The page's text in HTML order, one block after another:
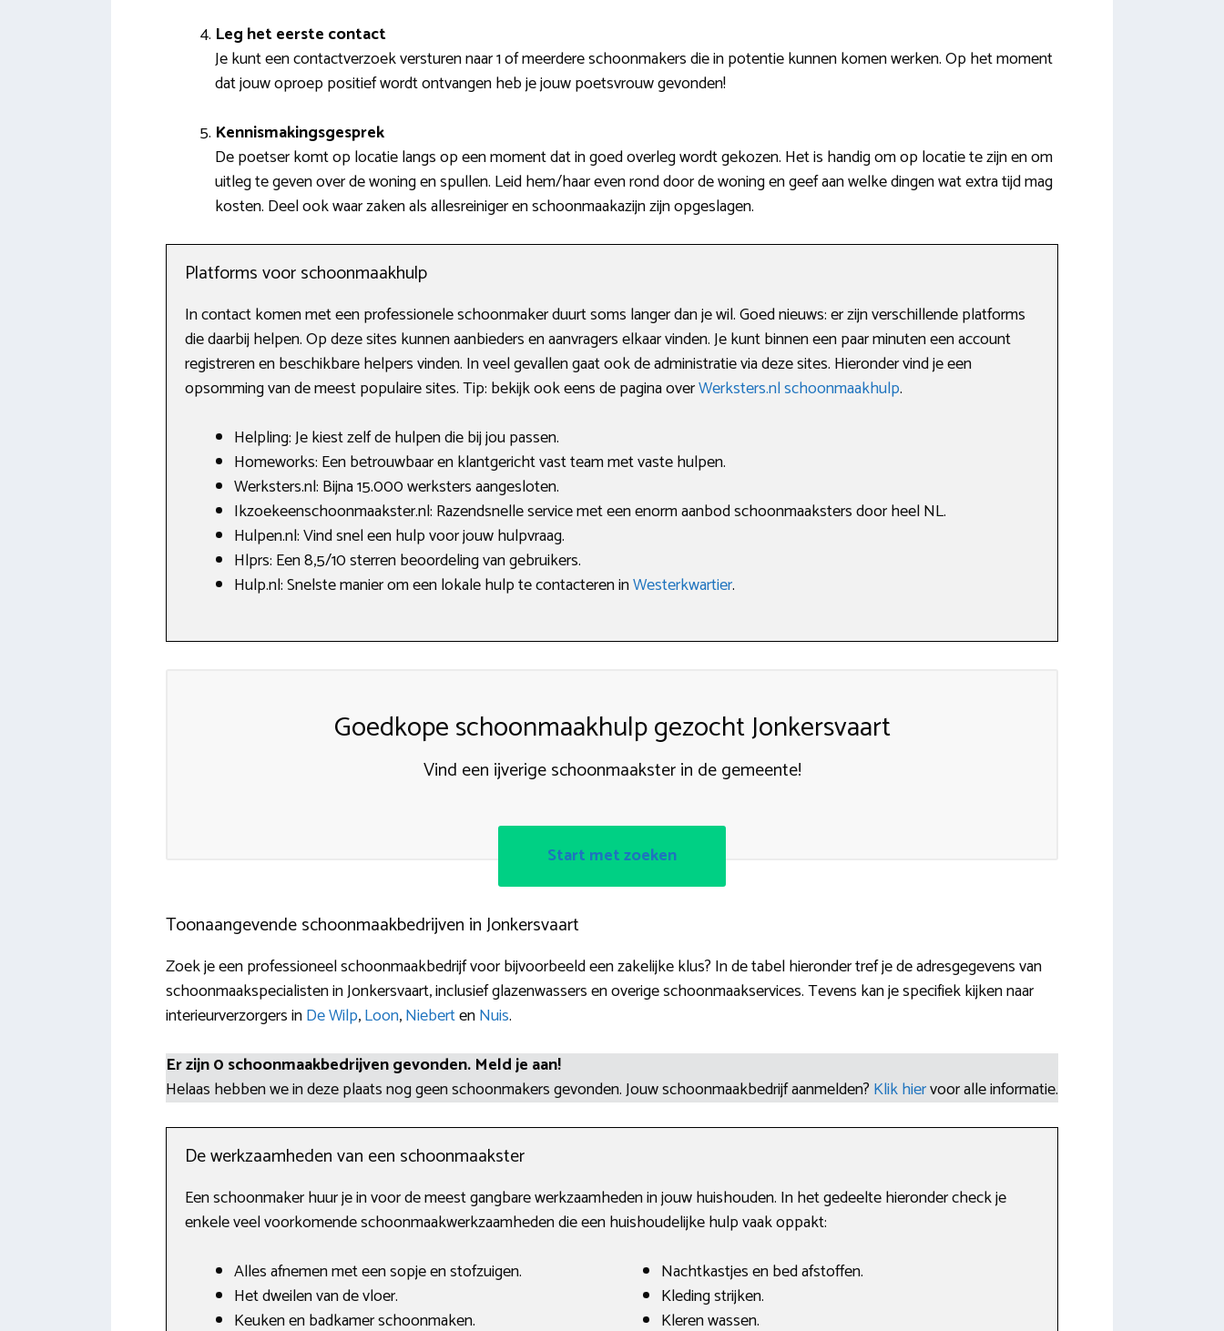
Leg het eerste contact
Je kunt een contactverzoek versturen naar 1 of meerdere schoonmakers die in potentie kunnen komen werken. Op het moment
dat jouw oproep positief wordt ontvangen heb je jouw poetsvrouw gevonden!
Kennismakingsgesprek
De poetser komt op locatie langs op een moment dat in goed overleg wordt gekozen. Het is handig om op locatie te zijn en om
uitleg te geven over de woning en spullen. Leid hem/haar even rond door de woning en geef aan welke dingen wat extra tijd mag
kosten. Deel ook waar zaken als allesreiniger en schoonmaakazijn zijn opgeslagen.
Platforms voor schoonmaakhulp
In contact komen met een professionele schoonmaker duurt soms langer dan je wil. Goed nieuws: er zijn verschillende platforms
die daarbij helpen. Op deze sites kunnen aanbieders en aanvragers elkaar vinden. Je kunt binnen een paar minuten een account
registreren en beschikbare helpers vinden. In veel gevallen gaat ook de administratie via deze sites. Hieronder vind je een
opsomming van de meest populaire sites. Tip: bekijk ook eens de pagina overWerksters.nl schoonmaakhulp.
Helpling: Je kiest zelf de hulpen die bij jou passen.
Homeworks: Een betrouwbaar en klantgericht vast team met vaste hulpen.
Werksters.nl: Bijna 15.000 werksters aangesloten.
Ikzoekeenschoonmaakster.nl: Razendsnelle service met een enorm aanbod schoonmaaksters door heel NL.
Hulpen.nl: Vind snel een hulp voor jouw hulpvraag.
Hlprs: Een 8,5/10 sterren beoordeling van gebruikers.
Hulp.nl: Snelste manier om een lokale hulp te contacteren inWesterkwartier.
Goedkope schoonmaakhulp gezocht Jonkersvaart
Vind een ijverige schoonmaakster in de gemeente!
Start met zoeken
Toonaangevende schoonmaakbedrijven in Jonkersvaart
Zoek je een professioneel schoonmaakbedrijf voor bijvoorbeeld een zakelijke klus? In de tabel hieronder tref je de adresgegevens van
schoonmaakspecialisten in Jonkersvaart, inclusief glazenwassers en overige schoonmaakservices. Tevens kan je specifiek kijken naar
interieurverzorgers inDe Wilp,Loon,NiebertenNuis.
Er zijn 0 schoonmaakbedrijven gevonden. Meld je aan!
Helaas hebben we in deze plaats nog geen schoonmakers gevonden. Jouw schoonmaakbedrijf aanmelden? Klik hiervoor alle informatie.
De werkzaamheden van een schoonmaakster
Een schoonmaker huur je in voor de meest gangbare werkzaamheden in jouw huishouden. In het gedeelte hieronder check je
enkele veel voorkomende schoonmaakwerkzaamheden die een huishoudelijke hulp vaak oppakt:
Alles afnemen met een sopje en stofzuigen.
Het dweilen van de vloer.
Keuken en badkamer schoonmaken.
Nachtkastjes en bed afstoffen.
Kleding strijken.
Kleren wassen.